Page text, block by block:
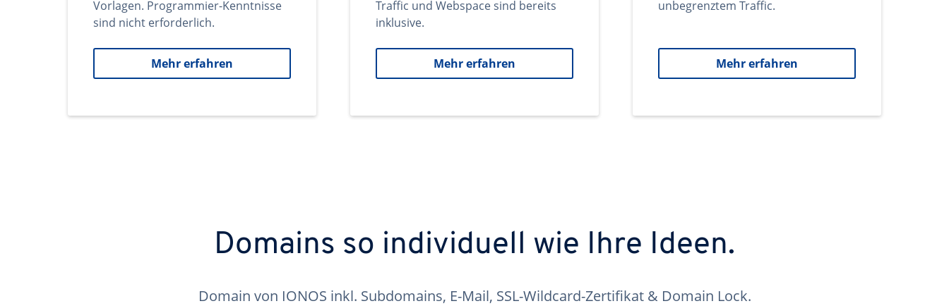
Vorlagen. Programmier-Kenntnisse
sind nicht erforderlich.
Mehr erfahren
Traffic und Webspace sind bereits
inklusive.
Mehr erfahren
unbegrenztem Traffic.
Mehr erfahren
Domains so individuell wie Ihre Ideen.
Domain von IONOS inkl. Subdomains, E-Mail, SSL-Wildcard-Zertifikat & Domain Lock.